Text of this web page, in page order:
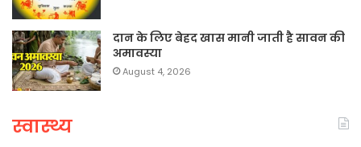
दान के लिए बेहद खास मानी जाती है सावन की
अमावस्या
August 4, 2026
स्वास्थ्य